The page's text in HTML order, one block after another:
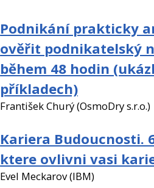
Podnikání prakticky
ověřit podnikatelský
během 48 hodin
příkladech)
František Churý (OsmoDry s.r.o.)
Kariera Budoucnosti.
ktere ovlivni vasi
Evel Meckarov (IBM)